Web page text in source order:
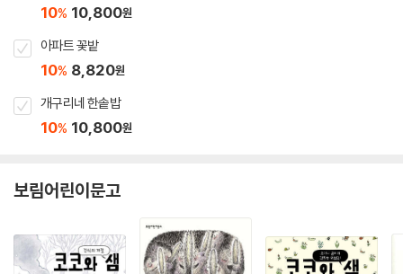
10% 10,800원
아파트 꽃밭
10% 8,820원
개구리네 한솥밥
10% 10,800원
보림어린이문고